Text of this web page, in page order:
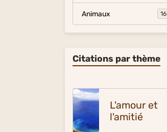
Animaux 16
Citations par thème
L'amour et
l'amitié